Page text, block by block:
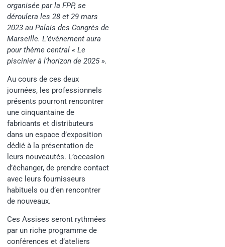
organisée par la FPP, se
déroulera les 28 et 29 mars
2023 au Palais des Congrès de
Marseille. L’événement aura
pour thème central « Le
piscinier à l’horizon de 2025 ».
Au cours de ces deux
journées, les professionnels
présents pourront rencontrer
une cinquantaine de
fabricants et distributeurs
dans un espace d’exposition
dédié à la présentation de
leurs nouveautés. L’occasion
d’échanger, de prendre contact
avec leurs fournisseurs
habituels ou d’en rencontrer
de nouveaux.
Ces Assises seront rythmées
par un riche programme de
conférences et d’ateliers